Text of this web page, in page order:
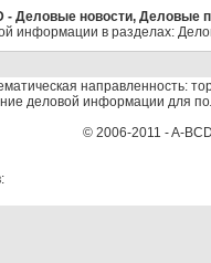
- Деловые новости, Деловые
информации в разделах:
направленность:
деловой информации для
© 2006-2011 - A-